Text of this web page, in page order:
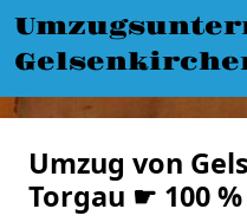
Umzug von
Torgau ☛ 100